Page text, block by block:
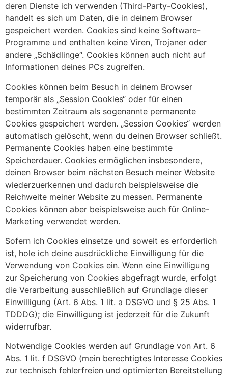
deren Dienste ich verwenden (Third-Party-Cookies),
handelt es sich um Daten, die in deinem Browser
gespeichert werden. Cookies sind keine Software-
Programme und enthalten keine Viren, Trojaner oder
andere „Schädlinge“. Cookies können auch nicht auf
Informationen deines PCs zugreifen.
Cookies können beim Besuch in deinem Browser
temporär als „Session Cookies“ oder für einen
bestimmten Zeitraum als sogenannte permanente
Cookies gespeichert werden. „Session Cookies“ werden
automatisch gelöscht, wenn du deinen Browser schließt.
Permanente Cookies haben eine bestimmte
Speicherdauer. Cookies ermöglichen insbesondere,
deinen Browser beim nächsten Besuch meiner Website
wiederzuerkennen und dadurch beispielsweise die
Reichweite meiner Website zu messen. Permanente
Cookies können aber beispielsweise auch für Online-
Marketing verwendet werden.
Sofern ich Cookies einsetze und soweit es erforderlich
ist, hole ich deine ausdrückliche Einwilligung für die
Verwendung von Cookies ein. Wenn eine Einwilligung
zur Speicherung von Cookies abgefragt wurde, erfolgt
die Verarbeitung ausschließlich auf Grundlage dieser
Einwilligung (Art. 6 Abs. 1 lit. a DSGVO und § 25 Abs. 1
TDDDG); die Einwilligung ist jederzeit für die Zukunft
widerrufbar.
Notwendige Cookies werden auf Grundlage von Art. 6
Abs. 1 lit. f DSGVO (mein berechtigtes Interesse Cookies
zur technisch fehlerfreien und optimierten Bereitstellung